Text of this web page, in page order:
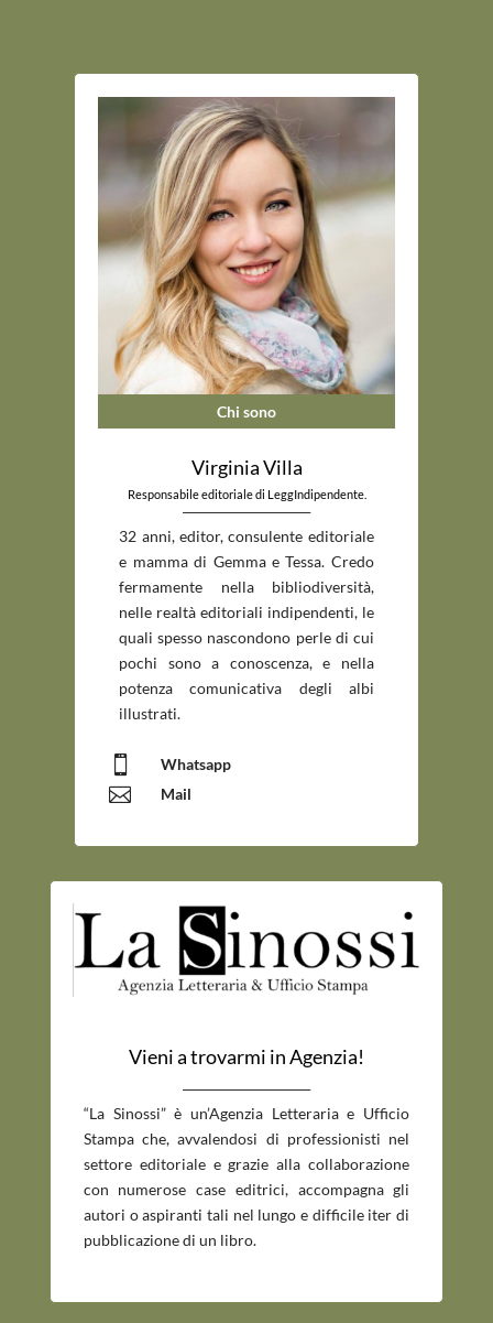
Chi sono
Virginia Villa
Responsabile editoriale di LeggIndipendente.
32 anni, editor, consulente editoriale
e mamma di Gemma e Tessa. Credo
fermamente nella bibliodiversità,
nelle realtà editoriali indipendenti, le
quali spesso nascondono perle di cui
pochi sono a conoscenza, e nella
potenza comunicativa degli albi
illustrati.
 Whatsapp
 Mail
Vieni a trovarmi in Agenzia!
“La Sinossi” è un’Agenzia Letteraria e Ufficio
Stampa che, avvalendosi di professionisti nel
settore editoriale e grazie alla collaborazione
con numerose case editrici, accompagna gli
autori o aspiranti tali nel lungo e difficile iter di
pubblicazione di un libro.